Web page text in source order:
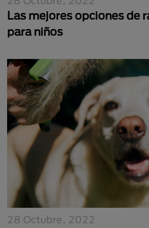
Las mejores opciones de
para niños
28 Octubre, 2022